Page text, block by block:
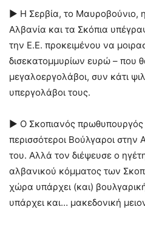
► Η Σερβία, το Μαυροβούνιο,
Αλβανία και τα Σκόπια
την Ε.Ε. προκειμένου να
δισεκατομμυρίων ευρώ – που
μεγαλοεργολάβοι, συν κάτι
υπεργολάβοι τους.
► Ο Σκοπιανός πρωθυπουργός
περισσότεροι Βούλγαροι
του. Αλλά τον διέψευσε ο
αλβανικού κόμματος των
χώρα υπάρχει (και)
υπάρχει και… μακεδονική